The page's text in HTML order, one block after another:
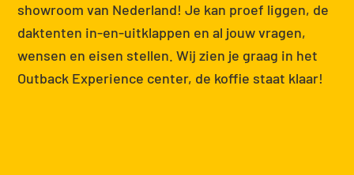
showroom van Nederland! Je kan proef liggen, de
daktenten in-en-uitklappen en al jouw vragen,
wensen en eisen stellen. Wij zien je graag in het
Outback Experience center, de koffie staat klaar!